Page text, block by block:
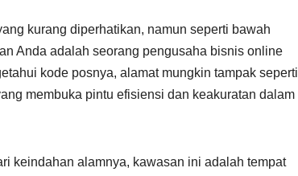
kurang diperhatikan, namun seperti bawah
Anda adalah seorang pengusaha bisnis online
kode posnya, alamat mungkin tampak seperti
membuka pintu efisiensi dan keakuratan dalam
keindahan alamnya, kawasan ini adalah tempat